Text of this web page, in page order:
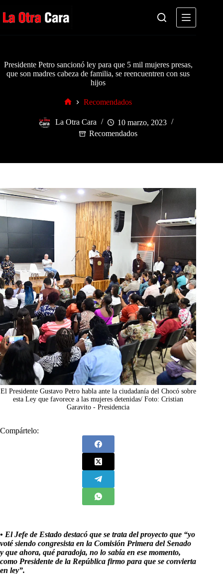
al
contenido
Presidente Petro sancionó ley para que 5 mil mujeres presas,
que son madres cabeza de familia, se reencuentren con sus
hijos
Recomendados
La Otra Cara
10 marzo, 2023
Recomendados
El Presidente Gustavo Petro habla ante la ciudadanía del Chocó sobre
esta Ley que favorece a las mujeres detenidas/ Foto: Cristian
Garavito - Presidencia
Compártelo:
​• El Jefe de Estado destacó que se trata del proyecto que “yo
voté siendo congresista en la Comisión Primera del Senado
y que ahora, qué paradoja, no lo sabía en ese momento,
como Presidente de la República firmo para que se convierta
en ley”.